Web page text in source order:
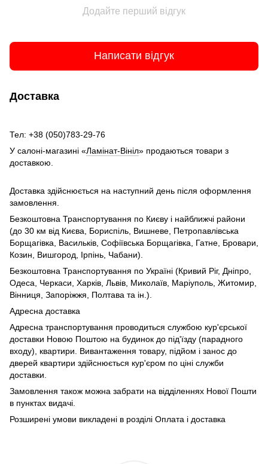
Додайте перший відгук
Написати відгук
Доставка
Тел: +38 (050)783-29-76
У салоні-магазині «Ламінат-Вініл» продаються товари з
доставкою.
Доставка здійснюється на наступний день після оформлення
замовлення.
Безкоштовна Транспортування по Києву і найближчі райони
(до 30 км від Києва, Бориспіль, Вишневе, Петропавлівська
Борщагівка, Васильків, Софіївська Борщагівка, Гатне, Бровари,
Козин, Вишгород, Ірпінь, Чабани).
Безкоштовна Транспортування по Україні (Кривий Ріг, Дніпро,
Одеса, Черкаси, Харків, Львів, Миколаїв, Маріуполь, Житомир,
Вінниця, Запоріжжя, Полтава та ін.).
Адресна доставка
Адресна транспортування проводиться службою кур'єрської
доставки Новою Поштою на будинок до під'їзду (парадного
входу), квартири. Вивантаження товару, підйом і занос до
дверей квартири здійснюється кур'єром по ціні служби
доставки.
Замовлення також можна забрати на відділеннях Нової Пошти
в пунктах видачі.
Розширені умови викладені в розділі Оплата і доставка